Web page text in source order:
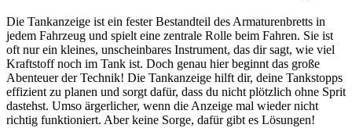
Die Tankanzeige ist ein fester Bestandteil des Armaturenbretts in
jedem Fahrzeug und spielt eine zentrale Rolle beim Fahren. Sie ist
oft nur ein kleines, unscheinbares Instrument, das dir sagt, wie viel
Kraftstoff noch im Tank ist. Doch genau hier beginnt das große
Abenteuer der Technik! Die Tankanzeige hilft dir, deine Tankstopps
effizient zu planen und sorgt dafür, dass du nicht plötzlich ohne Sprit
dastehst. Umso ärgerlicher, wenn die Anzeige mal wieder nicht
richtig funktioniert. Aber keine Sorge, dafür gibt es Lösungen!